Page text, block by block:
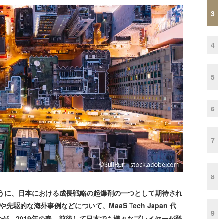
、日本における成長戦略の起爆剤の一つとして期待され
先駆的な海外事例などについて、MaaS Tech Japan 代
3
4
5
6
7
8
9